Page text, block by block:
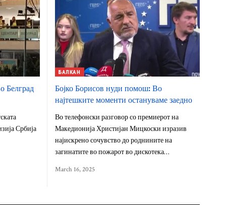
Белград
Србија
БАЛКАН
Бојко Борисов нуди помош: Во
најтешките моменти остануваме заедно
Во телефонски разговор со премиерот на
Македионија Христијан Мицкоски изразив
најискрено сочувство до роднините на
загинатите во пожарот во дискотека…
March 16, 2025